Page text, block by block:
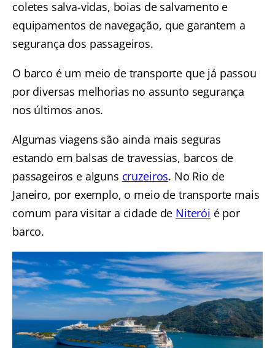
coletes salva-vidas, boias de salvamento e
equipamentos de navegação, que garantem a
segurança dos passageiros.
O barco é um meio de transporte que já passou
por diversas melhorias no assunto segurança
nos últimos anos.
Algumas viagens são ainda mais seguras
estando em balsas de travessias, barcos de
passageiros e alguns cruzeiros. No Rio de
Janeiro, por exemplo, o meio de transporte mais
comum para visitar a cidade de Niterói é por
barco.